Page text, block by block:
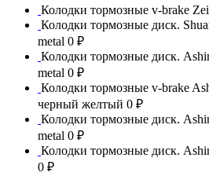
Колодки тормозные v-brake
Колодки тормозные диск.
metal 0 ₽
Колодки тормозные диск.
metal 0 ₽
Колодки тормозные v-brake
черный желтый 0 ₽
Колодки тормозные диск.
metal 0 ₽
Колодки тормозные диск.
0 ₽